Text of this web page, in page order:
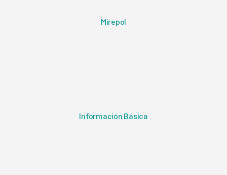
Mirepol
Información Básica